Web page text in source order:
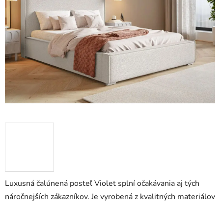
Luxusná čalúnená posteľ Violet splní očakávania aj tých
náročnejších zákazníkov. Je vyrobená z kvalitných materiálov
z
5
hviezdičiek.